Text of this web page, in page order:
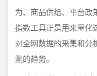
为、商品供给、平台政
指数工具正是用来量化
对全网数据的采集和分
测的趋势。